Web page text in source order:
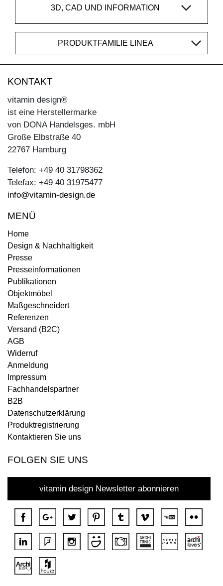
3D, CAD UND INFORMATION
PRODUKTFAMILIE LINEA
KONTAKT
vitamin design®
ist eine Herstellermarke
von DONA Handelsges. mbH
Große Elbstraße 40
22767 Hamburg
Telefon: +49 40 31798362
Telefax: +49 40 31975477
info@vitamin-design.de
MENÜ
Home
Design & Nachhaltigkeit
Presse
Presseinformationen
Publikationen
Objektmöbel
Maßgeschneidert
Referenzen
Versand (B2C)
AGB
Widerruf
Anmeldung
Impressum
Fachhandelspartner
B2B
Datenschutzerklärung
Produktregistrierung
Kontaktieren Sie uns
FOLGEN SIE UNS
vitamin design Newsletter abonnieren